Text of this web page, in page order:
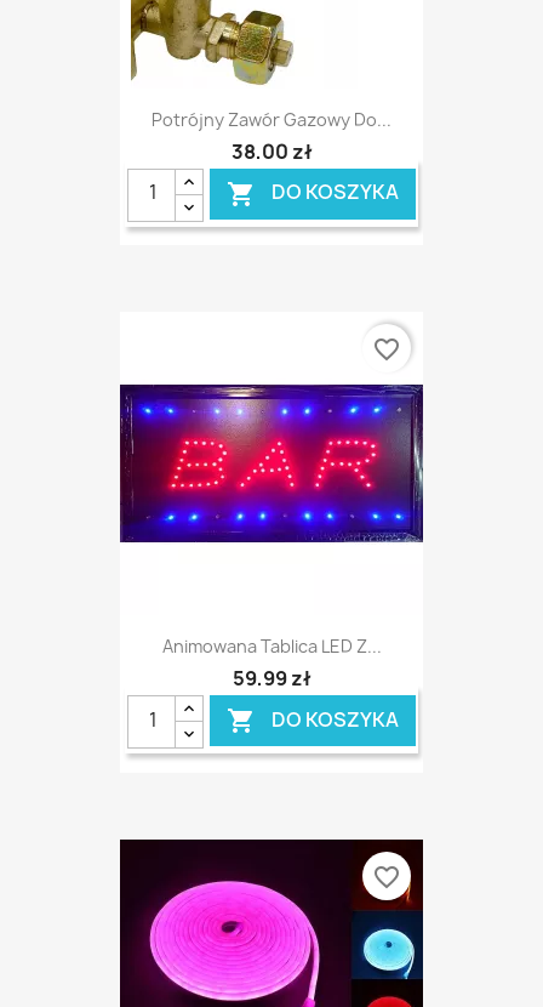
Potrójny Zawór Gazowy Do...
38,00 zł
 DO KOSZYKA
Animowana Tablica LED Z...
59,99 zł
 DO KOSZYKA
favorite_border
favorite_border